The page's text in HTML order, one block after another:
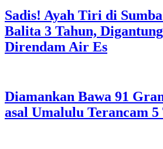
Sadis! Ayah Tiri di
Balita 3 Tahun,
Direndam Air Es
Diamankan Bawa 91
asal Umalulu Terancam